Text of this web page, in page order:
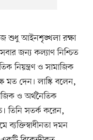
শুধু আইনশৃঙ্খলা রক্ষা
জন্য কল্যাণ নিশ্চিত
নিয়ন্ত্রণ ও সামাজিক
মত দেন। লাস্কি বলেন,
ও অর্থনৈতিক
তিনি সতর্ক করেন,
ব্যক্তিস্বাধীনতা দমন